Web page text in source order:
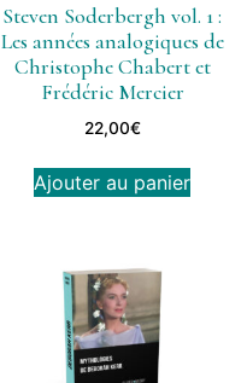
Steven Soderbergh vol. 1 :
Les années analogiques de
Christophe Chabert et
Frédéric Mercier
22,00€
Ajouter au panier